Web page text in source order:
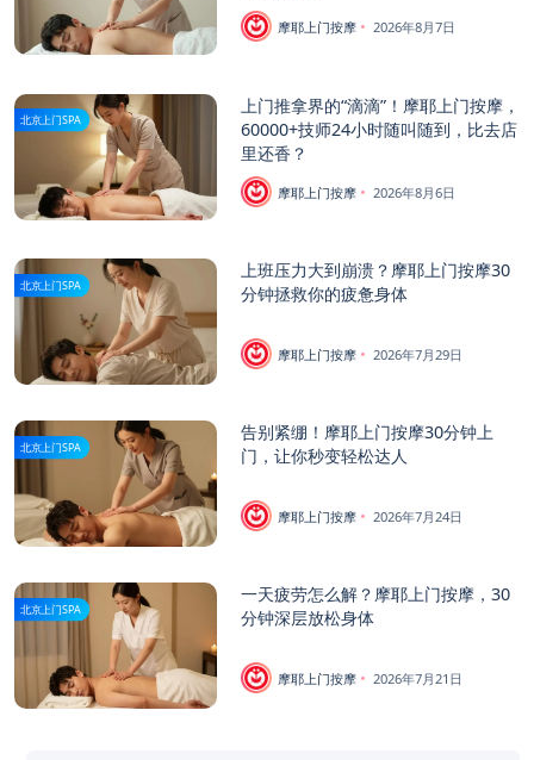
摩耶上门按摩 2026年8月7日
北京上门SPA
上门推拿界的“滴滴”！摩耶上门按摩，
60000+技师24小时随叫随到，比去店
里还香？
摩耶上门按摩 2026年8月6日
北京上门SPA
上班压力大到崩溃？摩耶上门按摩30
分钟拯救你的疲惫身体
摩耶上门按摩 2026年7月29日
北京上门SPA
告别紧绷！摩耶上门按摩30分钟上
门，让你秒变轻松达人
摩耶上门按摩 2026年7月24日
北京上门SPA
一天疲劳怎么解？摩耶上门按摩，30
分钟深层放松身体
摩耶上门按摩 2026年7月21日